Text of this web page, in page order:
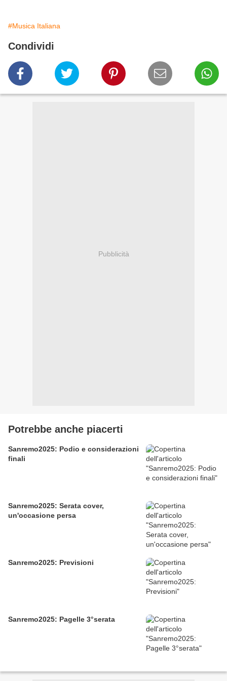
#Musica Italiana
Condividi
Pubblicità
Potrebbe anche piacerti
Sanremo2025: Podio e considerazioni
finali
Sanremo2025: Serata cover,
un'occasione persa
Sanremo2025: Previsioni
Sanremo2025: Pagelle 3°serata